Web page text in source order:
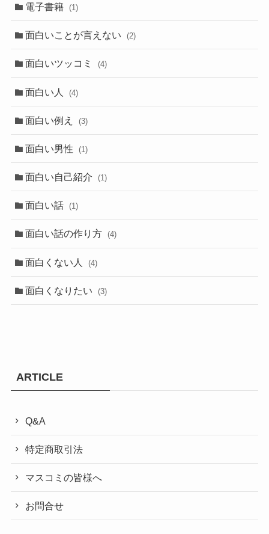
電子書籍 (1)
面白いことが言えない (2)
面白いツッコミ (4)
面白い人 (4)
面白い例え (3)
面白い男性 (1)
面白い自己紹介 (1)
面白い話 (1)
面白い話の作り方 (4)
面白くない人 (4)
面白くなりたい (3)
ARTICLE
Q&A
特定商取引法
マスコミの皆様へ
お問合せ